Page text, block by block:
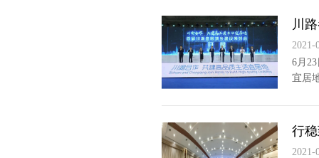
川
2021-
6月
宜居
行
2021-